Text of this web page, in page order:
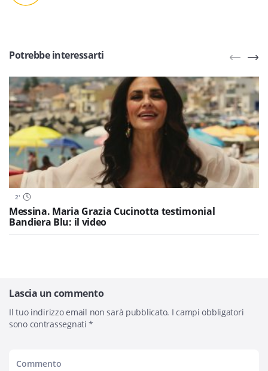
Potrebbe interessarti
2'
Messina. Maria Grazia Cucinotta testimonial
Bandiera Blu: il video
Lascia un commento
Il tuo indirizzo email non sarà pubblicato. I campi obbligatori
sono contrassegnati*